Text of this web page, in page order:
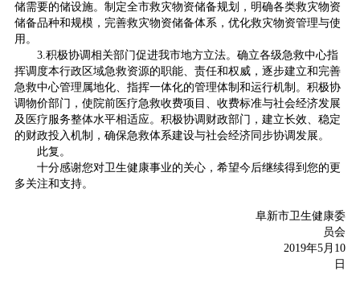
储需要的储设施。制定全市救灾物资储备规划，明确各类救灾物资
储备品种和规模，完善救灾物资储备体系，优化救灾物资管理与使
用。
3.积极协调相关部门促进我市地方立法。确立各级急救中心指
挥调度本行政区域急救资源的职能、责任和权威，逐步建立和完善
急救中心管理属地化、指挥一体化的管理体制和运行机制。积极协
调物价部门，使院前医疗急救收费项目、收费标准与社会经济发展
及医疗服务整体水平相适应。积极协调财政部门，建立长效、稳定
的财政投入机制，确保急救体系建设与社会经济同步协调发展。
此复。
十分感谢您对卫生健康事业的关心，希望今后继续得到您的更
多关注和支持。
阜新市卫生健康委
员会
2019年5月10
日